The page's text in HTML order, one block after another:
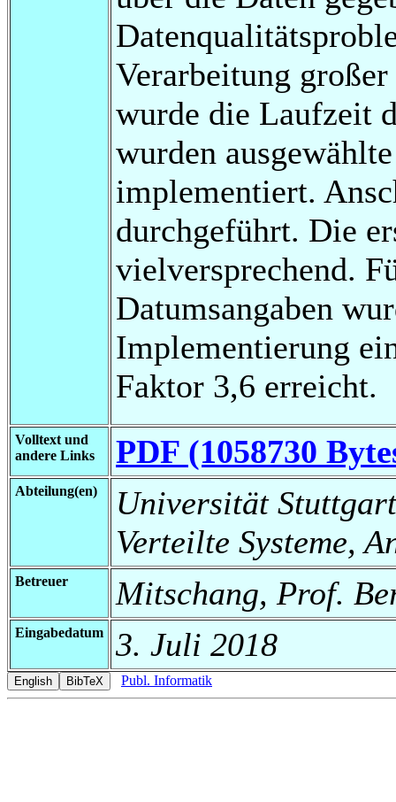
Verarbeitung
wurde die Laufzeit
wurden
implementiert.
durchgeführt. Die
vielversprechend.
Datumsangaben
Implementierung
Faktor 3,6 erreicht.
Volltext und
andere Links
PDF (1058730
Abteilung(en)
Universität
Verteilte Systeme,
Betreuer Mitschang, Prof.
Eingabedatum 3. Juli 2018
Publ. Informatik